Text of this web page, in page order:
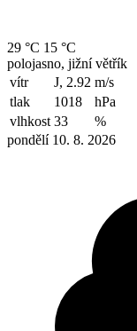
29 °C 15 °C
polojasno, jižní větřík
vítr
J, 2.92 m/s
tlak
1018
hPa
vlhkost 33
%
pondělí 10. 8. 2026